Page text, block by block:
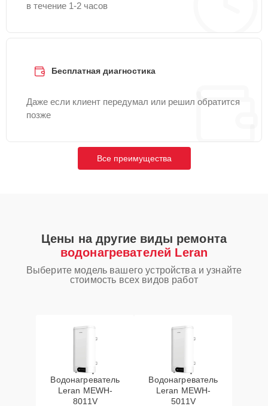
в течение 1-2 часов
Бесплатная диагностика
Даже если клиент передумал или решил обратится
позже
Все преимущества
Цены на другие виды ремонта
водонагревателей Leran
Выберите модель вашего устройства и узнайте
стоимость всех видов работ
Водонагреватель
Leran MEWH-
8011V
Водонагреватель
Leran MEWH-
5011V